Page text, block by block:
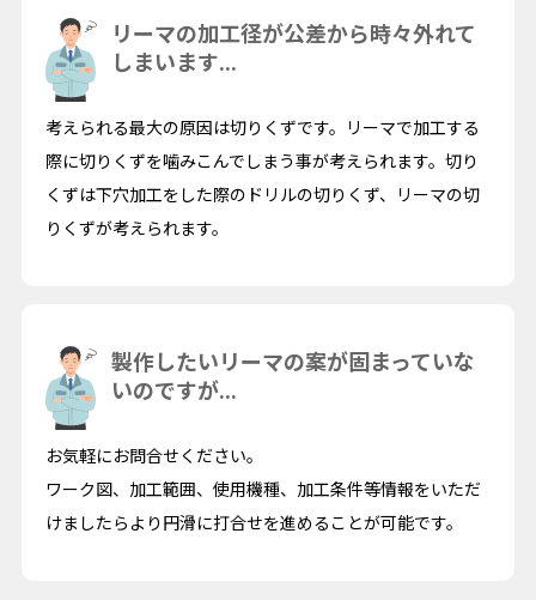
リーマの加工径が公差から時々外れて
しまいます...
考えられる最大の原因は切りくずです。リーマで加工する
際に切りくずを噛みこんでしまう事が考えられます。切り
くずは下穴加工をした際のドリルの切りくず、リーマの切
りくずが考えられます。
製作したいリーマの案が固まっていな
いのですが...
お気軽にお問合せください。
ワーク図、加工範囲、使用機種、加工条件等情報をいただ
けましたらより円滑に打合せを進めることが可能です。